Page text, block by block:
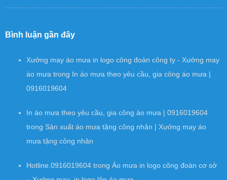
Bình luận gần đây
Xưởng may áo mưa in logo công đoàn công ty - Xưởng may
áo mưa trong In áo mưa theo yêu cầu, gia công áo mưa |
0916019604
In áo mưa theo yêu cầu, gia công áo mưa | 0916019604
trong Sản xuất áo mưa tặng công nhân | Xưởng may áo
mưa tặng công nhân
Hotline.0916019604 trong Áo mưa in logo công đoàn cơ sở